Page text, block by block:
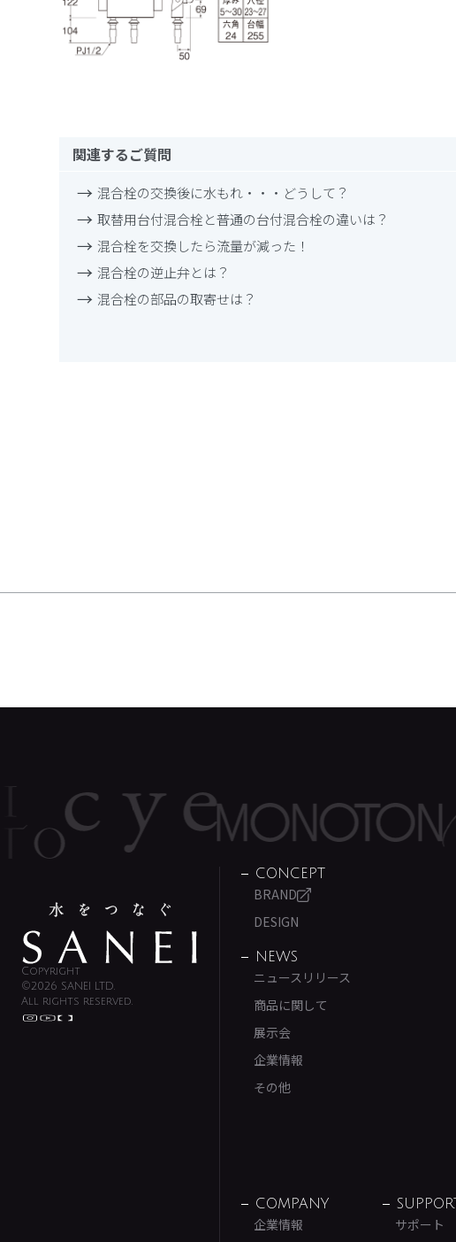
関連するご質問
混合栓の交換後に水もれ・・・どうして？
取替用台付混合栓と普通の台付混合栓の違いは？
混合栓を交換したら流量が減った！
混合栓の逆止弁とは？
混合栓の部品の取寄せは？
Copyright
©2026 SANEI LTD.
All rights reserved.
CONCEPT
BRAND
DESIGN
NEWS
ニュースリリース
商品に関して
展示会
企業情報
その他
COMPANY
企業情報
SUPPORT
サポート